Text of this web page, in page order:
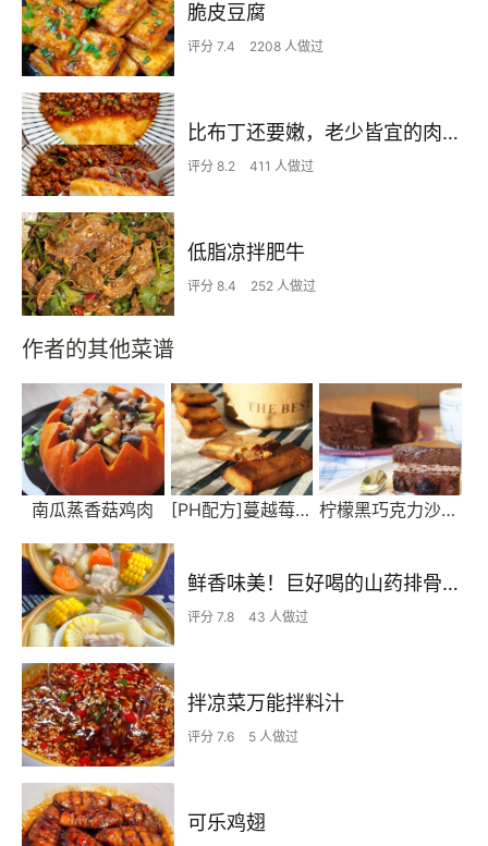
脆皮豆腐
评分 7.4 2208 人做过
比布丁还要嫩，老少皆宜的肉沫蒸蛋
评分 8.2 411 人做过
低脂凉拌肥牛
评分 8.4 252 人做过
作者的其他菜谱
南瓜蒸香菇鸡肉 [PH配方]蔓越莓费南雪 柠檬黑巧克力沙巴雍慕斯[PH大师]
鲜香味美！巨好喝的山药排骨汤！！
评分 7.8 43 人做过
拌凉菜万能拌料汁
评分 7.6 5 人做过
可乐鸡翅